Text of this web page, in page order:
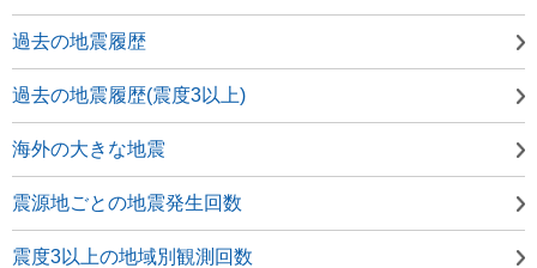
過去の地震履歴
過去の地震履歴(震度3以上)
海外の大きな地震
震源地ごとの地震発生回数
震度3以上の地域別観測回数